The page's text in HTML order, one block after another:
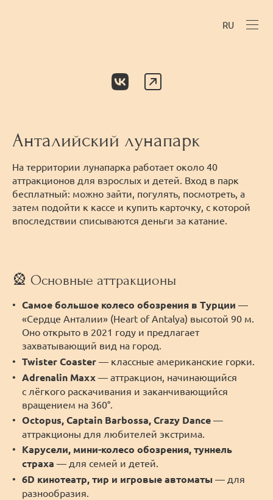
RU
Анталийский лунапарк
На территории лунапарка работает около 40
аттракционов для взрослых и детей. Вход в парк
бесплатный: можно зайти, погулять, посмотреть, а
затем подойти к кассе и купить карточку, с которой
впоследствии списываются деньги за катание.
🎡 Основные аттракционы
Самое большое колесо обозрения в Турции —
«Сердце Анталии» (Heart of Antalya) высотой 90 м.
Оно открыто в 2021 году и предлагает
захватывающий вид на город.
Twister Coaster — классные американские горки.
Adrenalin Maxx — аттракцион, начинающийся
с лёгкого раскачивания и заканчивающийся
вращением на 360°.
Octopus, Captain Barbossa, Crazy Dance —
аттракционы для любителей экстрима.
Карусели, мини-колесо обозрения, туннель
страха — для семей и детей.
6D кинотеатр, тир и игровые автоматы — для
разнообразия.